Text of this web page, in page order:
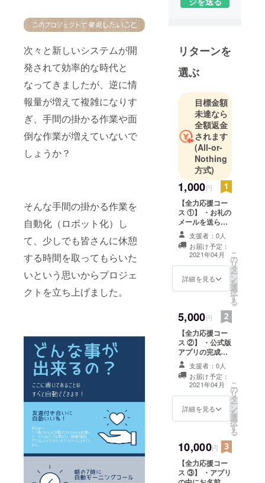
次々と新しいシステムが開
発されて効率的な時代と
なってきましたが、逆に情
報量が増えて複雑になりす
ぎ、手間の掛かる作業や面
倒な作業が増えていないで
しょうか？
そんな手間の掛かる作業を
自動化（ロボット化）し
て、少しでも皆さんに休憩
する時間を取ってもらいた
いという思いからプロジェ
クトを立ち上げました。
リターンを
選ぶ
目標金額
未達なら
全額返金
されます
(All-or-
Nothing
方式)
1,000円
【全力応援コー
ス ①】 ・お礼の
メールを送らせ
ていただきま
す。支援者：0人
お届け予定：
2021年04月
詳細を見る
こ
の
リ
タ
ー
ン
を
選
択
す
る
5,000円
【全力応援コー
ス ②】 ・公式版
アプリの完成時
に招待リンクを
お送りします！
（試作版アプリ
はご利用になれ
ません）
支援者：0人
お届け予定：
2021年04月
詳細を見る
こ
の
リ
タ
ー
ン
を
選
択
す
る
10,000円
【全力応援コー
ス ③】 ・アプリ